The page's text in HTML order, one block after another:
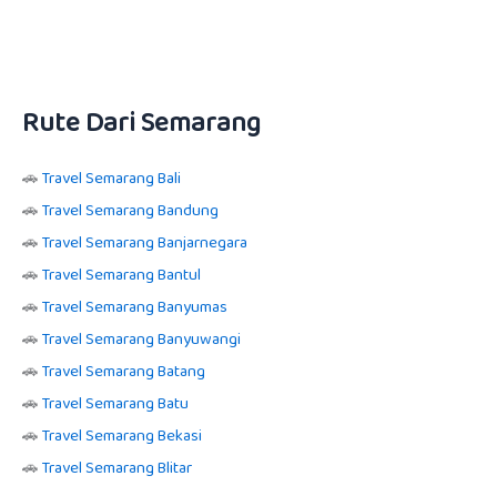
Rute Dari Semarang
🚗Travel Semarang Bali
🚗Travel Semarang Bandung
🚗Travel Semarang Banjarnegara
🚗Travel Semarang Bantul
🚗Travel Semarang Banyumas
🚗Travel Semarang Banyuwangi
🚗Travel Semarang Batang
🚗Travel Semarang Batu
🚗Travel Semarang Bekasi
🚗Travel Semarang Blitar